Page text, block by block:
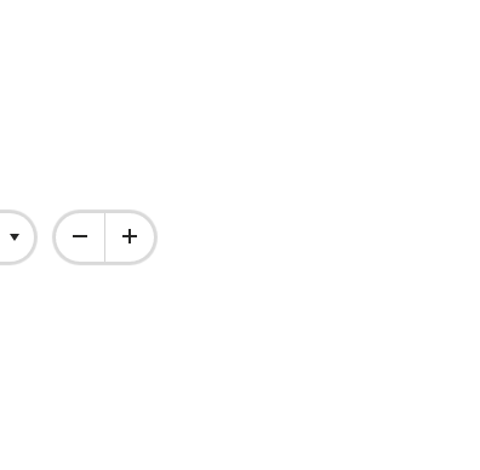
Klicke um das Flyout mit mehr Informationen zu öffnen